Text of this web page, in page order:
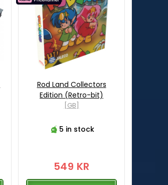
Rod Land Collectors
Edition (Retro-bit)
[GB]
5 in stock
549 KR